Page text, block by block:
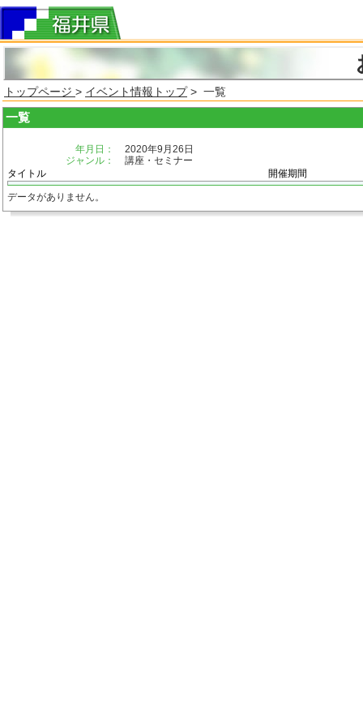
トップページ > イベント情報トップ> 一覧
一覧
年月日：
2020年9月26日
ジャンル：
講座・セミナー
タイトル
開催期間
データがありません。